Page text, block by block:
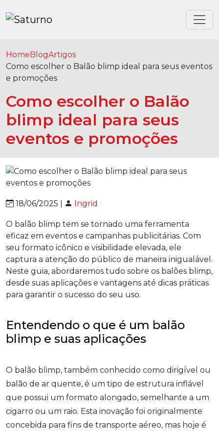
HomeBlogArtigos
Como escolher o Balão blimp ideal para seus eventos
e promoções
Como escolher o Balão
blimp ideal para seus
eventos e promoções
18/06/2025 | Ingrid
O balão blimp tem se tornado uma ferramenta
eficaz em eventos e campanhas publicitárias. Com
seu formato icônico e visibilidade elevada, ele
captura a atenção do público de maneira inigualável.
Neste guia, abordaremos tudo sobre os balões blimp,
desde suas aplicações e vantagens até dicas práticas
para garantir o sucesso do seu uso.
Entendendo o que é um balão
blimp e suas aplicações
O balão blimp, também conhecido como dirigível ou
balão de ar quente, é um tipo de estrutura inflável
que possui um formato alongado, semelhante a um
cigarro ou um raio. Esta inovação foi originalmente
concebida para fins de transporte aéreo, mas hoje é